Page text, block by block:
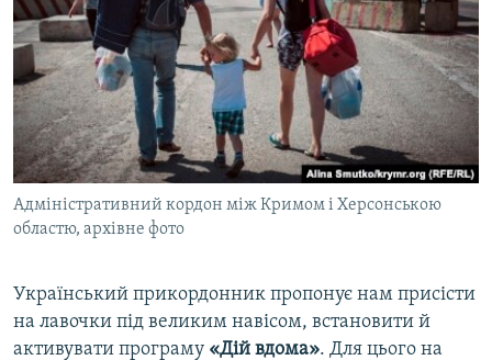
Адміністративний кордон між Кримом і Херсонською
областю, архівне фото
Український прикордонник пропонує нам присісти
на лавочки під великим навісом, встановити й
активувати програму «Дій вдома». Для цього на